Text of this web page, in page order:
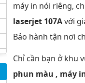
máy in nói riêng,
laserjet 107Avới
Bảo hành tận nơi
Chỉ cần bạn ở khu
phun màu , máy